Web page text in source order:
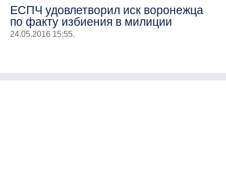
ЕСПЧ удовлетворил иск воронежца
по факту избиения в милиции
24.05.2016 15:55.